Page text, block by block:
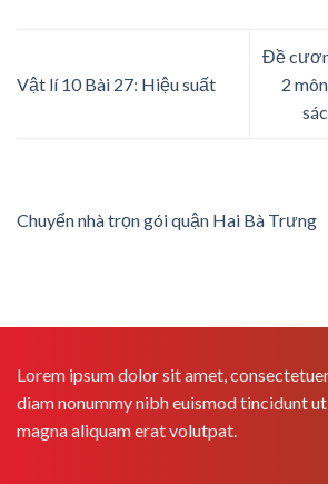
Vật lí 10 Bài 27: Hiệu suất
Đề
2
Chuyển nhà trọn gói quận Hai Bà Trưng
Lorem ipsum dolor sit amet,
diam nonummy nibh euismod tincidunt
magna aliquam erat volutpat.